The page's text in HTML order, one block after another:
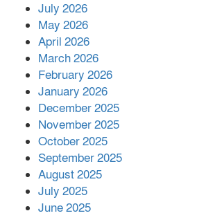
পর ফোন তারেক
July 2026
May 2026
April 2026
March 2026
February 2026
January 2026
December 2025
November 2025
October 2025
September 2025
August 2025
July 2025
June 2025